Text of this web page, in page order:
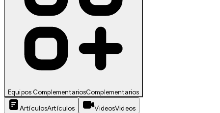
Equipos ComplementariosComplementarios
ArtículosArtículos VideosVideos